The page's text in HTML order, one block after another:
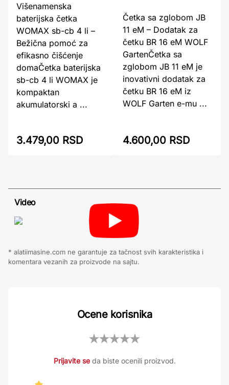
Višenamenska
baterijska četka
WOMAX sb-cb 4 li –
Bežična pomoć za
efikasno čišćenje
domaČetka baterijska
sb-cb 4 li WOMAX je
kompaktan
akumulatorski a ...
3.479,00 RSD
Četka sa zglobom JB
11 eM – Dodatak za
četku BR 16 eM WOLF
GartenČetka sa
zglobom JB 11 eM je
inovativni dodatak za
četku BR 16 eM iz
WOLF Garten e-mu ...
4.600,00 RSD
Video
* alatiimasine.com ne garantuje za tačnost svih karakteristika i
komentara vezanih za proizvode na sajtu.
Ocene korisnika
Prijavite seda biste ocenili proizvod.